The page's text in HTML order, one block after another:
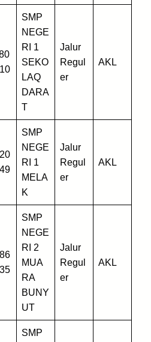
SMP
NEGE
RI 1
SEKO
LAQ
DARA
T
Jalur
Regul
er
AKL
SMP
NEGE
RI 1
MELA
K
Jalur
Regul
er
AKL
SMP
NEGE
RI 2
MUA
RA
BUNY
UT
Jalur
Regul
er
AKL
SMP